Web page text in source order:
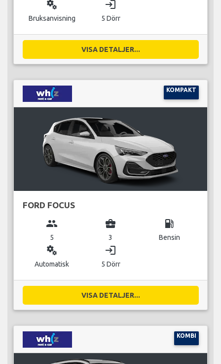
miscellaneous_services
Bruksanvisning
login
5 Dörr
VISA DETALJER...
KOMPAKT
FORD FOCUS
group
5
business_center
3
local_gas_station
Bensin
miscellaneous_services
Automatisk
login
5 Dörr
VISA DETALJER...
KOMBI